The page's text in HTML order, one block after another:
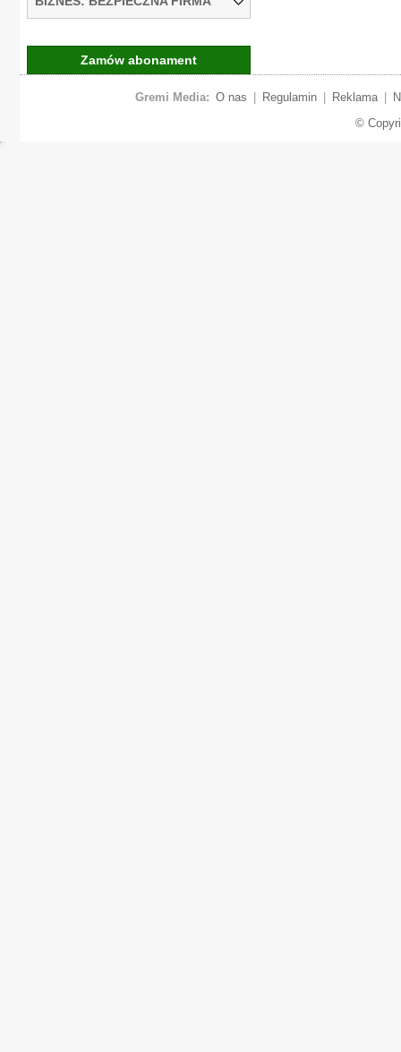
Zamów abonament
Gremi Media: O nas Regulamin Reklama
©